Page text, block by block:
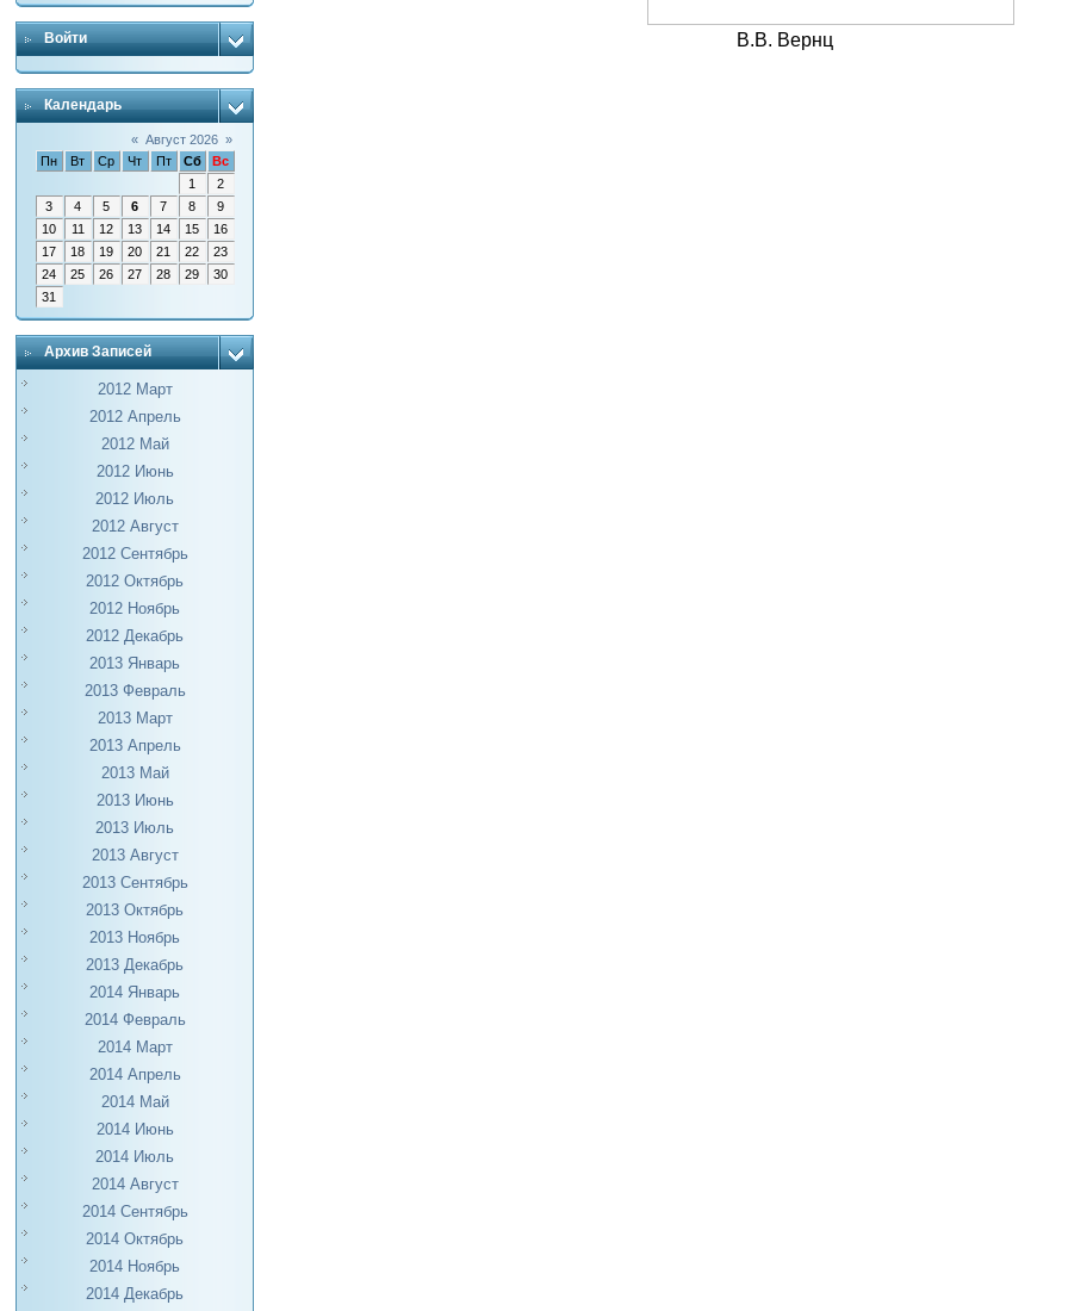
Войти
Календарь
« Август 2026 »
Пн
Вт Ср Чт Пт Сб
Вс
1
2
3
4 5 6 7 8
9
10
11 12 13 14 15
16
17
18 19 20 21 22
23
24
25 26 27 28 29
30
31
Архив Записей
2012 Март
2012 Апрель
2012 Май
2012 Июнь
2012 Июль
2012 Август
2012 Сентябрь
2012 Октябрь
2012 Ноябрь
2012 Декабрь
2013 Январь
2013 Февраль
2013 Март
2013 Апрель
2013 Май
2013 Июнь
2013 Июль
2013 Август
2013 Сентябрь
2013 Октябрь
2013 Ноябрь
2013 Декабрь
2014 Январь
2014 Февраль
2014 Март
2014 Апрель
2014 Май
2014 Июнь
2014 Июль
2014 Август
2014 Сентябрь
2014 Октябрь
2014 Ноябрь
2014 Декабрь
В.В. Вернц